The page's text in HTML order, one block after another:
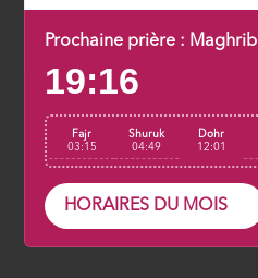
Prochaine prière : Maghrib
19:16
Fajr
03:15
Shuruk
04:49
Dohr
12:01
HORAIRES DU MOIS